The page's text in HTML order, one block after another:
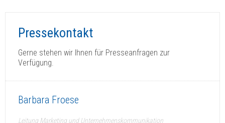
Pressekontakt
Gerne stehen wir Ihnen für Presseanfragen zur
Verfügung.
Barbara Froese
Leitung Marketing und Unternehmenskommunikation